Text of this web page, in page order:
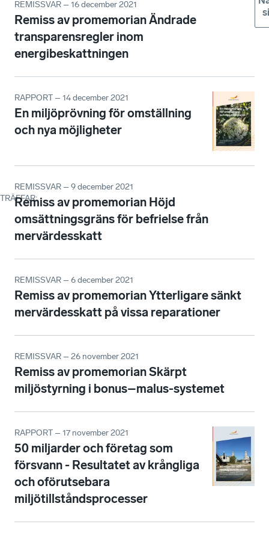
TRÄFFAR:
REMISSVAR – 16 december 2021
Remiss av promemorian Ändrade
transparensregler inom
energibeskattningen
RAPPORT – 14 december 2021
En miljöprövning för omställning
och nya möjligheter
REMISSVAR – 9 december 2021
Remiss av promemorian Höjd
omsättningsgräns för befrielse från
mervärdesskatt
REMISSVAR – 6 december 2021
Remiss av promemorian Ytterligare sänkt
mervärdesskatt på vissa reparationer
REMISSVAR – 26 november 2021
Remiss av promemorian Skärpt
miljöstyrning i bonus–malus-systemet
RAPPORT – 17 november 2021
50 miljarder och företag som
försvann - Resultatet av krångliga
och oförutsebara
miljötillståndsprocesser